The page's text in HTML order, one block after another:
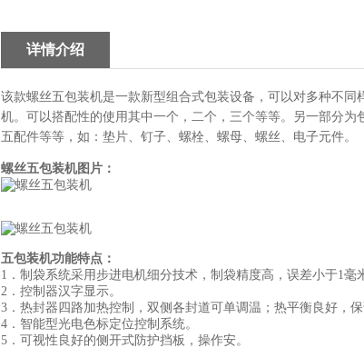
详情介绍
该款螺丝五包装机是一款新型组合式包装设备，可以对多种不
机。可以搭配性的使用其中一个，二个，三个等等。另一部分
五配件等等，如：垫片、钉子、螺栓、螺母、螺丝、电子元件。
螺丝五包装机图片：
五包装机功能特点：
1．制袋系统采用步进电机细分技术，制袋精度高，误差小于1毫
2．控制器汉字显示。
3．热封器四路加热控制，双侧各封道可单调温；热平衡良好，
4．智能型光电色标定位控制系统。
5．可视性良好的侧开式防护挡板，操作安。